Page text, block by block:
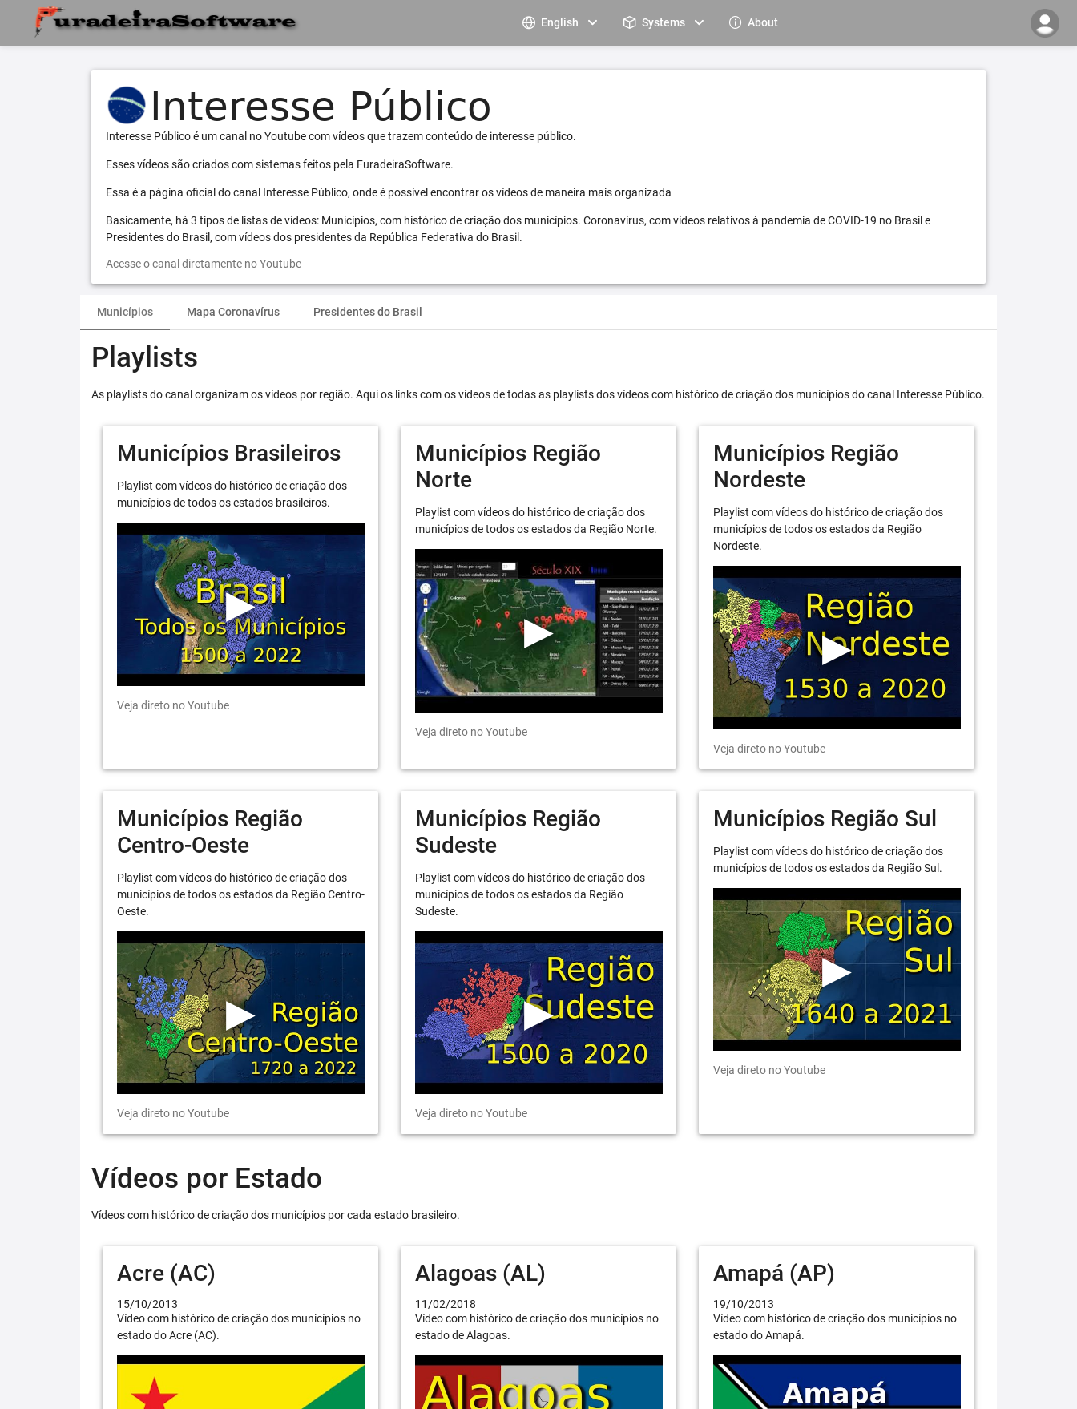
English Systems About
Interesse Público é um canal no Youtube com vídeos que trazem conteúdo de interesse público.
Esses vídeos são criados com sistemas feitos pela FuradeiraSoftware.
Essa é a página oficial do canal Interesse Público, onde é possível encontrar os vídeos de maneira mais organizada
Basicamente, há 3 tipos de listas de vídeos: Municípios, com histórico de criação dos municípios. Coronavírus, com vídeos relativos à pandemia de COVID-19 no Brasil e
Presidentes do Brasil, com vídeos dos presidentes da República Federativa do Brasil.
Acesse o canal diretamente no Youtube
Municípios Mapa Coronavírus Presidentes do Brasil
Playlists
As playlists do canal organizam os vídeos por região. Aqui os links com os vídeos de todas as playlists dos vídeos com histórico de criação dos municípios do canal Interesse Público.
Municípios Brasileiros
Playlist com vídeos do histórico de criação dos
municípios de todos os estados brasileiros.
Veja direto no Youtube
Municípios Região
Norte
Playlist com vídeos do histórico de criação dos
municípios de todos os estados da Região Norte.
Veja direto no Youtube
Municípios Região
Nordeste
Playlist com vídeos do histórico de criação dos
municípios de todos os estados da Região
Nordeste.
Veja direto no Youtube
Municípios Região
Centro-Oeste
Playlist com vídeos do histórico de criação dos
municípios de todos os estados da Região Centro-
Oeste.
Veja direto no Youtube
Municípios Região
Sudeste
Playlist com vídeos do histórico de criação dos
municípios de todos os estados da Região
Sudeste.
Veja direto no Youtube
Municípios Região Sul
Playlist com vídeos do histórico de criação dos
municípios de todos os estados da Região Sul.
Veja direto no Youtube
Vídeos por Estado
Vídeos com histórico de criação dos municípios por cada estado brasileiro.
Acre (AC)
15/10/2013
Vídeo com histórico de criação dos municípios no
estado do Acre (AC).
Alagoas (AL)
11/02/2018
Vídeo com histórico de criação dos municípios no
estado de Alagoas.
Amapá (AP)
19/10/2013
Vídeo com histórico de criação dos municípios no
estado do Amapá.